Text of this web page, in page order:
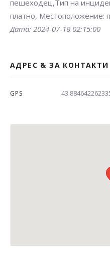
пешеходец,Тип на
платно, Местоположение:
Дата: 2024-07-18 02:15:00
АДРЕС & ЗА КОНТАКТИ
GPS